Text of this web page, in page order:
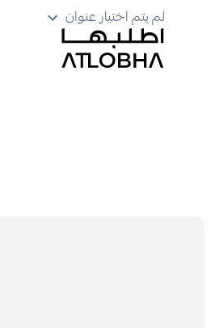
لم يتم اختيار عنوان